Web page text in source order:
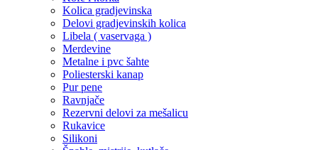
Kolica gradjevinska
Delovi gradjevinskih kolica
Libela ( vaservaga )
Merdevine
Metalne i pvc šahte
Poliesterski kanap
Pur pene
Ravnjače
Rezervni delovi za mešalicu
Rukavice
Silikoni